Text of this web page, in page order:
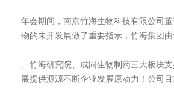
年会期间，南京竹海生物科技有限公司
物的未开发展做了重要指示，竹海集团
、竹海研究院、成同生物制药三大板块
展提供源源不断企业发展原动力！公司